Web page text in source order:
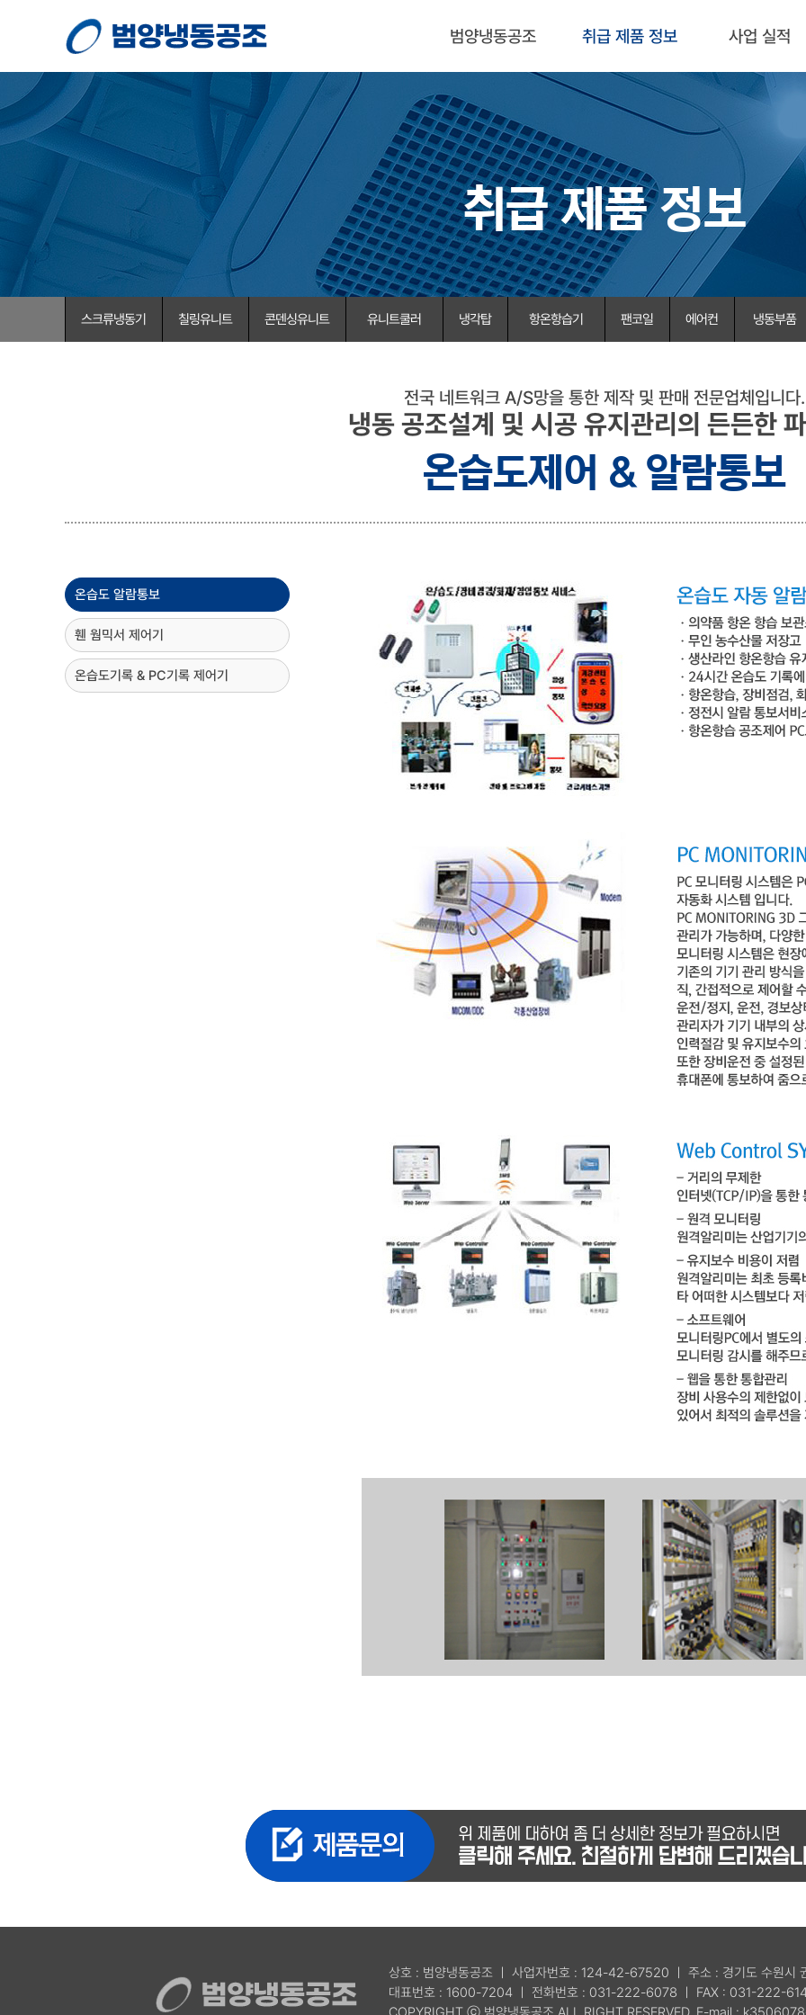
범양냉동공조 취급 제품 정보 사업 실적
취급 제품 정보
스크류냉동기 칠링유니트 콘덴싱유니트 유니트쿨러 냉각탑 항온항습기 팬코일 에어컨 냉동부품
전국 네트워크 A/S망을 통한 제작 및 판매 전문업체입니다.
냉동 공조설계 및 시공 유지관리의 든든한
온습도제어 & 알람통보
온습도 알람통보
휀 웜믹서 제어기
온습도기록 & PC기록 제어기
상호 : 범양냉동공조 ㅣ 사업자번호 : 124-42-67520 ㅣ 주소 : 경기도 수원시
대표번호 : 1600-7204 ㅣ 전화번호 : 031-222-6078 ㅣ FAX : 031-222-